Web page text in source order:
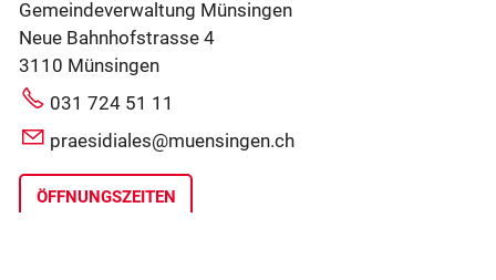
Gemeindeverwaltung Münsingen
Neue Bahnhofstrasse 4
3110 Münsingen
031 724 51 11
praesidiales@muensingen.ch
ÖFFNUNGSZEITEN